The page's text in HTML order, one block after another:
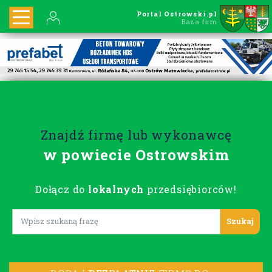
Portal Ostrowski.pl
Baza firm
Znajdź firmę lub wykonawcę
w powiecie Ostrowskim
Dołącz do lokalnych przedsiębiorców!
Lorem ipsum